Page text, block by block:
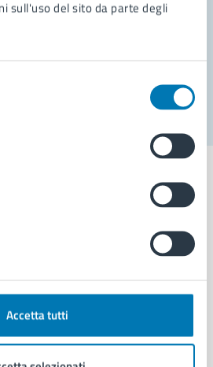
sull'uso del sito da parte degli
Accetta tutti